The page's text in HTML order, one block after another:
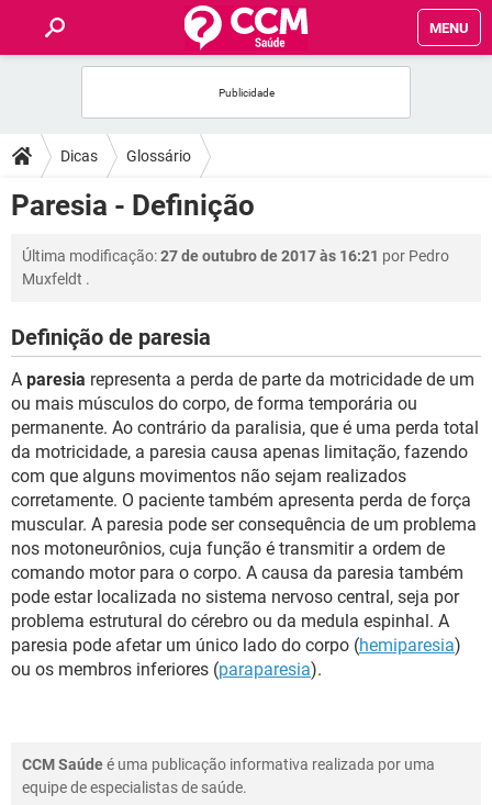
MENU
FÓRUM
SAÚDE
FAMÍLIA
SEXUALIDADE
GLOSSÁRIO
Dicas Glossário
Paresia - Definição
Última modificação:27 de outubro de 2017 às 16:21 por Pedro
Muxfeldt .
Definição de paresia
A paresia representa a perda de parte da motricidade de um
ou mais músculos do corpo, de forma temporária ou
permanente. Ao contrário da paralisia, que é uma perda total
da motricidade, a paresia causa apenas limitação, fazendo
com que alguns movimentos não sejam realizados
corretamente. O paciente também apresenta perda de força
muscular. A paresia pode ser consequência de um problema
nos motoneurônios, cuja função é transmitir a ordem de
comando motor para o corpo. A causa da paresia também
pode estar localizada no sistema nervoso central, seja por
problema estrutural do cérebro ou da medula espinhal. A
paresia pode afetar um único lado do corpo (hemiparesia)
ou os membros inferiores (paraparesia).
CCM Saúdeé uma publicação informativa realizada por uma
equipe de especialistas de saúde.